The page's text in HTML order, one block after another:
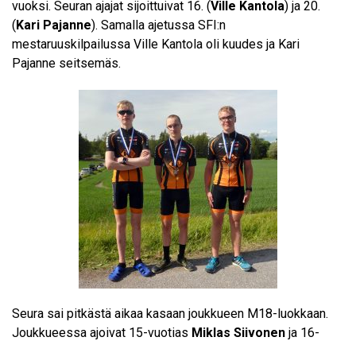
vuoksi. Seuran ajajat sijoittuivat 16. (Ville Kantola) ja 20.
(Kari Pajanne). Samalla ajetussa SFI:n
mestaruuskilpailussa Ville Kantola oli kuudes ja Kari
Pajanne seitsemäs.
Seura sai pitkästä aikaa kasaan joukkueen M18-luokkaan.
Joukkueessa ajoivat 15-vuotias Miklas Siivonen ja 16-